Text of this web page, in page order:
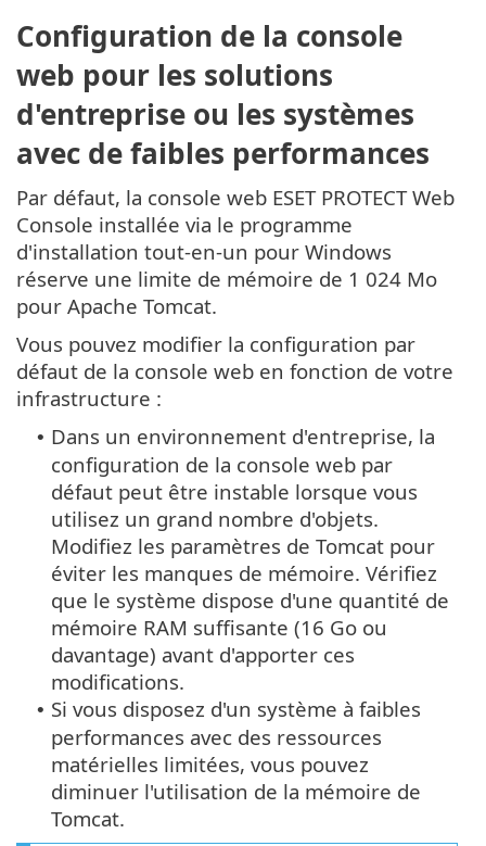
Configuration de la console
web pour les solutions
d'entreprise ou les systèmes
avec de faibles performances
Par défaut, la console web ESET PROTECT Web
Console installée via le programme
d'installation tout-en-un pour Windows
réserve une limite de mémoire de 1 024 Mo
pour Apache Tomcat.
Vous pouvez modifier la configuration par
défaut de la console web en fonction de votre
infrastructure :
• Dans un environnement d'entreprise, la
configuration de la console web par
défaut peut être instable lorsque vous
utilisez un grand nombre d'objets.
Modifiez les paramètres de Tomcat pour
éviter les manques de mémoire. Vérifiez
que le système dispose d'une quantité de
mémoire RAM suffisante (16 Go ou
davantage) avant d'apporter ces
modifications.
• Si vous disposez d'un système à faibles
performances avec des ressources
matérielles limitées, vous pouvez
diminuer l'utilisation de la mémoire de
Tomcat.